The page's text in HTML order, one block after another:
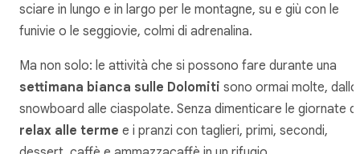
sciare in lungo e in largo per le montagne, su e giù con le
funivie o le seggiovie, colmi di adrenalina.
Ma non solo: le attività che si possono fare durante una
settimana bianca sulle Dolomiti sono ormai molte, dallo
snowboard alle ciaspolate. Senza dimenticare le giornate di
relax alle terme e i pranzi con taglieri, primi, secondi,